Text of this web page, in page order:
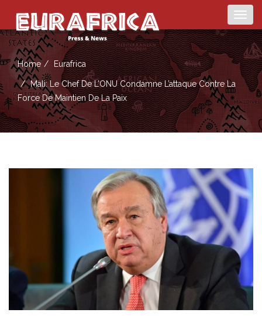
Home Eurafrica
Mali: Le Chef De L’ONU Condamne L’attaque Contre La
Force De Maintien De La Paix